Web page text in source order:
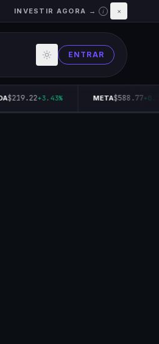
INVESTIR AGORA → i ×
ENTRAR
$219.22+3.43% META$588.77